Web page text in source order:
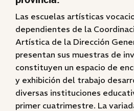
Las escuelas artísticas
dependientes de la
Artística de la Dirección
presentan sus muestras de
constituyen un espacio de
y exhibición del trabajo
diversas instituciones
primer cuatrimestre. La